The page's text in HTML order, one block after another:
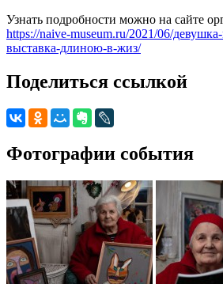
Узнать подробности можно на сайте
https://naive-museum.ru/2021/06/
выставка-длиною-в-жиз/
Поделиться ссылкой
Фотографии события